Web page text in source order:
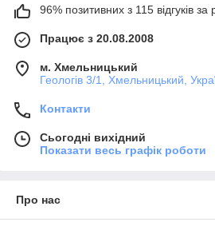
96% позитивних з 115 відгуків за
Працює з 20.08.2008
м. Хмельницький
Геологів 3/1, Хмельницький,
Контакти
Сьогодні вихідний
Показати весь графік роботи
Про нас